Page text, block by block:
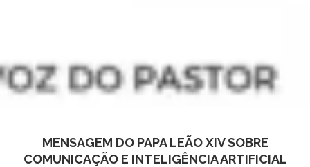
MENSAGEM DO PAPA LEÃO XIV SOBRE
COMUNICAÇÃO E INTELIGÊNCIA ARTIFICIAL